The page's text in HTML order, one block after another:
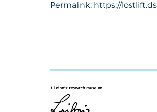
Permalink: https://